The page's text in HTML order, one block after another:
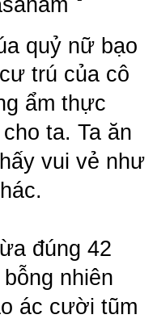
quỷ nữ bạo
trú của cô
ẩm thực
ta. Ta ăn
vui vẻ như
đúng 42
nhiên
ác cười tũm